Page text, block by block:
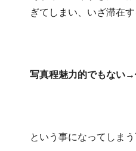
ぎてしまい、いざ滞在す
写真程魅力的でもない
という事になってしまう